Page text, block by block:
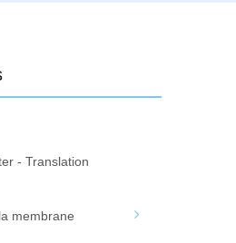
- Translation
membrane